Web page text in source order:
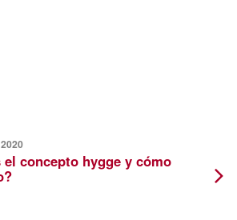
el concepto hygge y cómo